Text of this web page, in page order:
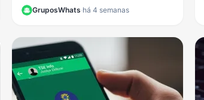
aniversário no WhatsApp e nunca mais
GruposWhats·há 4 semanas